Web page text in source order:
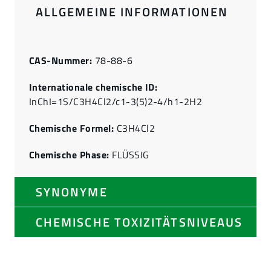
ALLGEMEINE INFORMATIONEN
SYNONYME
CHEMISCHE TOXIZITÄTSNIVEAUS
CAS-Nummer: 78-88-6
Internationale chemische ID:
InChI=1S/C3H4Cl2/c1-3(5)2-4/h1-2H2
Chemische Formel: C3H4Cl2
Chemische Phase: FLÜSSIG